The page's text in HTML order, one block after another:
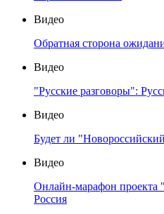
Видео
Обратная сторона
Видео
"Русские разговоры":
Видео
Будет ли
Видео
Онлайн-марафон проекта
Россия